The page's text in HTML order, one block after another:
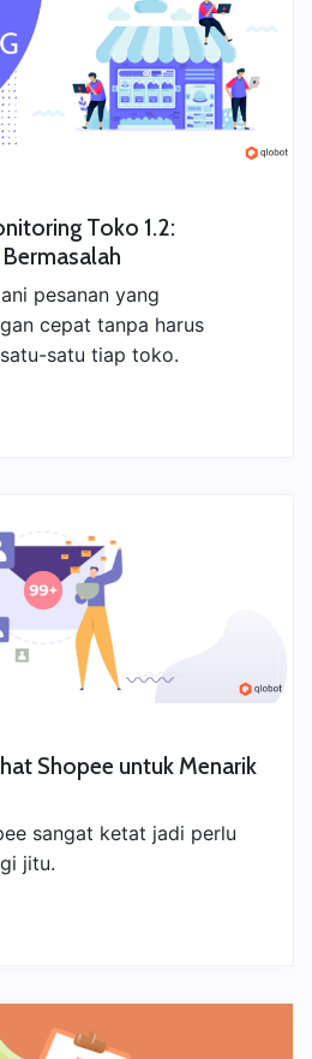
Toko 1.2:
pesanan yang
cepat tanpa harus
satu tiap toko.
Shopee untuk Menarik
sangat ketat jadi perlu
jitu.